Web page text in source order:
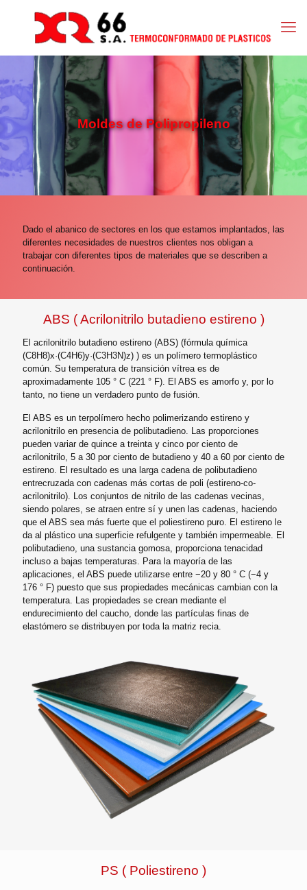
Moldes de Polipropileno
Dado el abanico de sectores en los que estamos implantados, las
diferentes necesidades de nuestros clientes nos obligan a
trabajar con diferentes tipos de materiales que se describen a
continuación.
ABS ( Acrilonitrilo butadieno estireno )
El acrilonitrilo butadieno estireno (ABS) (fórmula química
(C8H8)x·​(C4H6)y·​(C3H3N)z) ) es un polímero termoplástico
común. Su temperatura de transición vítrea es de
aproximadamente 105 ° C (221 ° F). El ABS es amorfo y, por lo
tanto, no tiene un verdadero punto de fusión.
El ABS es un terpolímero hecho polimerizando estireno y
acrilonitrilo en presencia de polibutadieno. Las proporciones
pueden variar de quince a treinta y cinco por ciento de
acrilonitrilo, 5 a 30 por ciento de butadieno y 40 a 60 por ciento de
estireno. El resultado es una larga cadena de polibutadieno
entrecruzada con cadenas más cortas de poli (estireno-co-
acrilonitrilo). Los conjuntos de nitrilo de las cadenas vecinas,
siendo polares, se atraen entre sí y unen las cadenas, haciendo
que el ABS sea más fuerte que el poliestireno puro. El estireno le
da al plástico una superficie refulgente y también impermeable. El
polibutadieno, una sustancia gomosa, proporciona tenacidad
incluso a bajas temperaturas. Para la mayoría de las
aplicaciones, el ABS puede utilizarse entre −20 y 80 ° C (−4 y
176 ° F) puesto que sus propiedades mecánicas cambian con la
temperatura. Las propiedades se crean mediante el
endurecimiento del caucho, donde las partículas finas de
elastómero se distribuyen por toda la matriz recia.
PS ( Poliestireno )